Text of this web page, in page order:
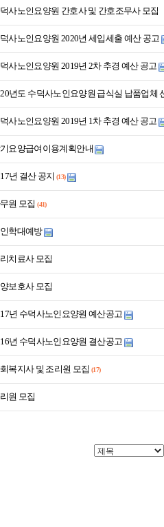
사노인요양원 간호사 및 간호조무사 모집
사노인요양원 2020년 세입세출 예산 공고
사노인요양원 2019년 2차 추경 예산 공고
년도 수덕사노인요양원 급식실 납품업체
사노인요양원 2019년 1차 추경 예산 공고
요양급여이용계획안내
년 결산 공지 (13)
원 모집 (41)
학대예방
치료사 모집
보호사 모집
년 수덕사노인요양원 예산공고
년 수덕사노인요양원 결산공고
복지사 및 조리원 모집 (17)
원 모집